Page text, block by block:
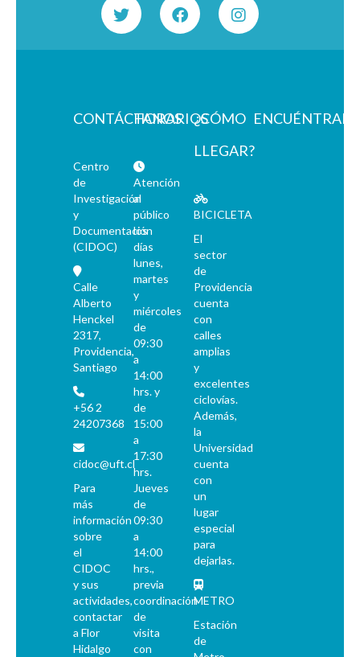
CONTÁCTANOS
Centro
de
Investigación
y
Documentación
(CIDOC)
Calle
Alberto
Henckel
2317,
Providencia,
Santiago
+56 2
24207368
cidoc@uft.cl
Para
más
información
sobre
el
CIDOC
y sus
actividades,
contactar
a Flor
Hidalgo
HORARIOS
Atención
al
público
los
días
lunes,
martes
y
miércoles
de
09:30
a
14:00
hrs. y
de
15:00
a
17:30
hrs.
Jueves
de
09:30
a
14:00
hrs.,
previa
coordinación
de
visita
con
¿CÓMO
LLEGAR?
BICICLETA
El
sector
de
Providencia
cuenta
con
calles
amplias
y
excelentes
ciclovías.
Además,
la
Universidad
cuenta
con
un
lugar
especial
para
dejarlas.
METRO
Estación
de